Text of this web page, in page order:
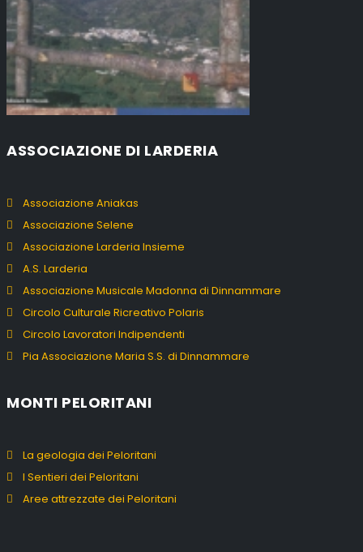
ASSOCIAZIONE DI LARDERIA
Associazione Aniakas
Associazione Selene
Associazione Larderia Insieme
A.S. Larderia
Associazione Musicale Madonna di Dinnammare
Circolo Culturale Ricreativo Polaris
Circolo Lavoratori Indipendenti
Pia Associazione Maria S.S. di Dinnammare
MONTI PELORITANI
La geologia dei Peloritani
I Sentieri dei Peloritani
Aree attrezzate dei Peloritani